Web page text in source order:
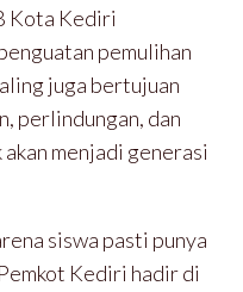
Kota Kediri
pemulihan
juga bertujuan
perlindungan, dan
akan menjadi generasi
siswa pasti punya
Kediri hadir di